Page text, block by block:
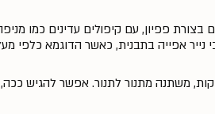
פפיון, עם קיפולים עדינים כמו
נייר אפייה בתבנית, כאשר הדוגמא כלפי
בתנור שחומם מראש ל -175 מעלות טורבו 25-30 דקות, משתנה מתנור